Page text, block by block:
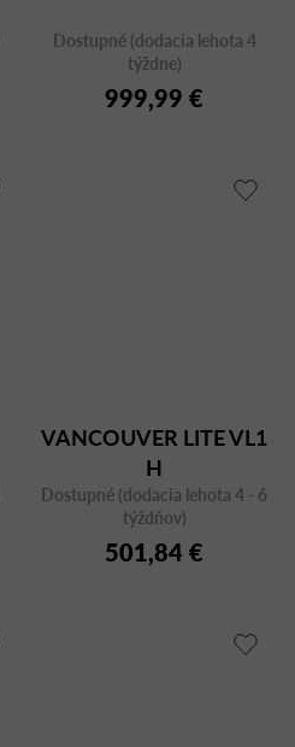
Dostupné (dodacia lehota 4
týždne)
999,99 €
VANCOUVER LITE VL1
H
Dostupné (dodacia lehota 4 - 6
týždňov)
501,84 €